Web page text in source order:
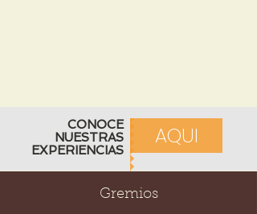
CONOCE
NUESTRAS
EXPERIENCIAS
AQUI
Gremios